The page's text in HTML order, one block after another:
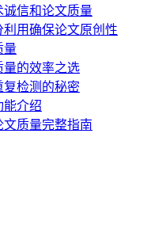
信和论文质量
用确保论文原创性
量
量的效率之选
检测的秘密
能介绍
质量完整指南